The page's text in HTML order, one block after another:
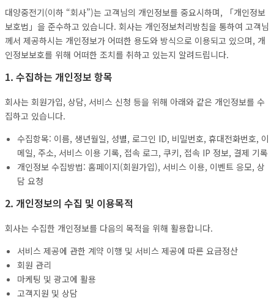
대양중전기(이하 “회사”)는 고객님의 개인정보를 중요시하며, 「개인정보
보호법」을 준수하고 있습니다. 회사는 개인정보처리방침을 통하여 고객님
께서 제공하시는 개인정보가 어떠한 용도와 방식으로 이용되고 있으며, 개
인정보보호를 위해 어떠한 조치를 취하고 있는지 알려드립니다.
1. 수집하는 개인정보 항목
회사는 회원가입, 상담, 서비스 신청 등을 위해 아래와 같은 개인정보를 수
집하고 있습니다.
수집항목: 이름, 생년월일, 성별, 로그인 ID, 비밀번호, 휴대전화번호, 이
메일, 주소, 서비스 이용 기록, 접속 로그, 쿠키, 접속 IP 정보, 결제 기록
개인정보 수집방법: 홈페이지(회원가입), 서비스 이용, 이벤트 응모, 상
담 요청
2. 개인정보의 수집 및 이용목적
회사는 수집한 개인정보를 다음의 목적을 위해 활용합니다.
서비스 제공에 관한 계약 이행 및 서비스 제공에 따른 요금정산
회원 관리
마케팅 및 광고에 활용
고객지원 및 상담